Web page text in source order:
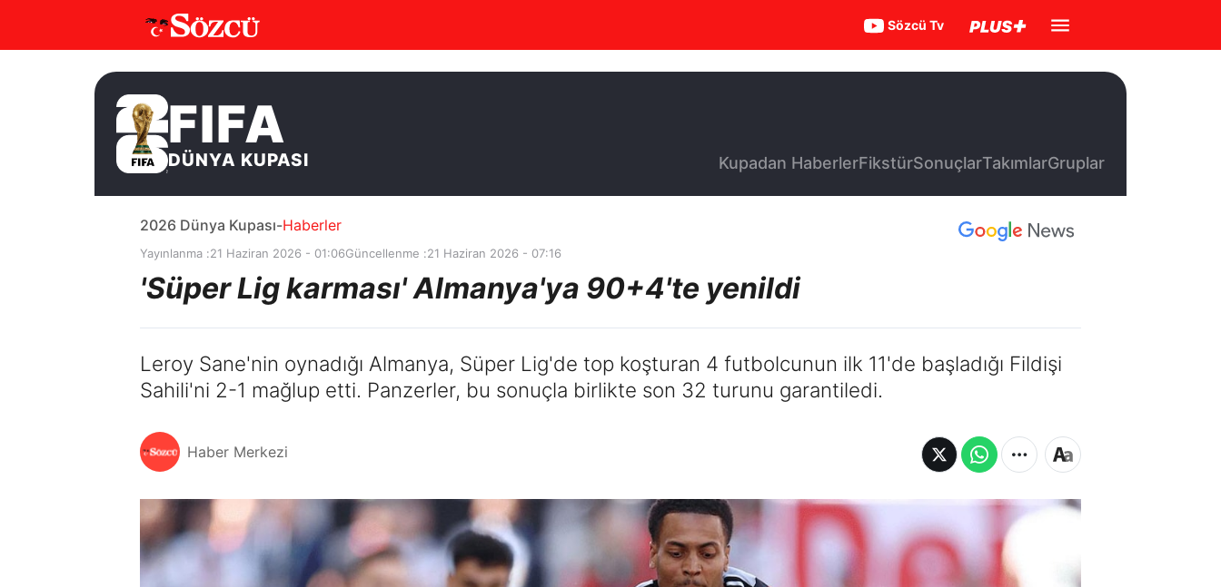
Sözcü Tv
FIFA
DÜNYA KUPASI Kupadan HaberlerFikstürSonuçlarTakımlarGruplar
2026 Dünya Kupası-Haberler
Yayınlanma :21 Haziran 2026 - 01:06Güncellenme :21 Haziran 2026 - 07:16
'Süper Lig karması' Almanya'ya 90+4'te yenildi
Leroy Sane'nin oynadığı Almanya, Süper Lig'de top koşturan 4 futbolcunun ilk 11'de başladığı Fildişi
Sahili'ni 2-1 mağlup etti. Panzerler, bu sonuçla birlikte son 32 turunu garantiledi.
Haber Merkezi